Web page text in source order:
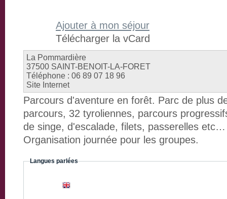
Ajouter à mon séjour
Télécharger la vCard
La Pommardière
37500 SAINT-BENOIT-LA-FORET
Téléphone : 06 89 07 18 96
Site Internet
Parcours d'aventure en forêt. Parc de plus
parcours, 32 tyroliennes, parcours
de singe, d'escalade, filets, passerelles
Organisation journée pour les groupes.
Langues parlées